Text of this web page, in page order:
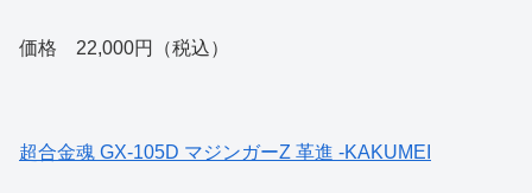
価格 22,000円（税込）
超合金魂 GX-105D マジンガーZ 革進 -KAKUMEI